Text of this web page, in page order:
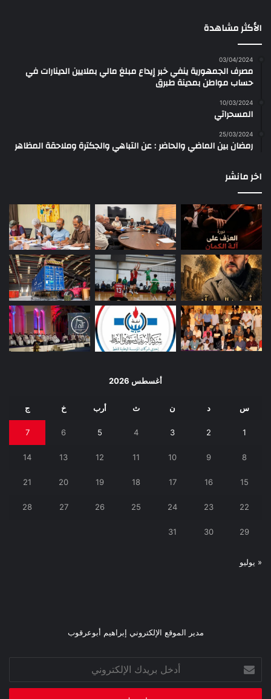
الأكثر مشاهدة
03/04/2024
مصرف الجمهورية ينفي خبر إيداع مبلغ مالي بملايين الدينارات في
حساب مواطن بمدينة طبرق
10/03/2024
المسحراتي
25/03/2024
رمضان بين الماضي والحاضر : عن التباهي والجكترة وملاحقة المظاهر
اخر مانشر
أغسطس 2026
س د ن ث أرب خ ج
1
2
3
4
5
6
7
8
9
10
11
12
13
14
15
16
17
18
19
20
21
22
23
24
25
26
27
28
29
30
31
« يوليو
مدير الموقع الإلكتروني إبراهيم أبوعرقوب
بريدك
الإلكتروني